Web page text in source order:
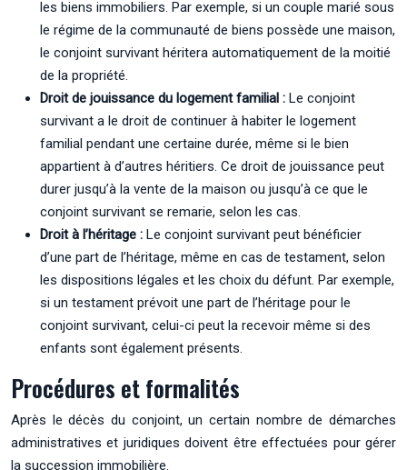
les biens immobiliers. Par exemple, si un couple marié sous
le régime de la communauté de biens possède une maison,
le conjoint survivant héritera automatiquement de la moitié
de la propriété.
Droit de jouissance du logement familial : Le conjoint
survivant a le droit de continuer à habiter le logement
familial pendant une certaine durée, même si le bien
appartient à d’autres héritiers. Ce droit de jouissance peut
durer jusqu’à la vente de la maison ou jusqu’à ce que le
conjoint survivant se remarie, selon les cas.
Droit à l’héritage : Le conjoint survivant peut bénéficier
d’une part de l’héritage, même en cas de testament, selon
les dispositions légales et les choix du défunt. Par exemple,
si un testament prévoit une part de l’héritage pour le
conjoint survivant, celui-ci peut la recevoir même si des
enfants sont également présents.
Procédures et formalités
Après le décès du conjoint, un certain nombre de démarches
administratives et juridiques doivent être effectuées pour gérer
la succession immobilière.